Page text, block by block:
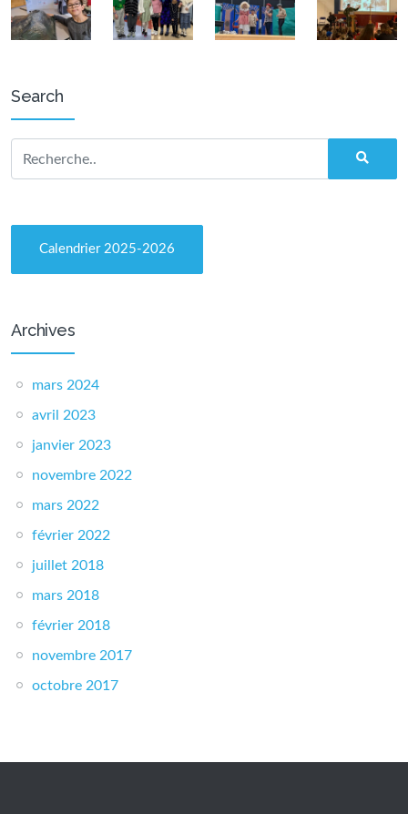
Search
Calendrier 2025-2026
Archives
mars 2024
avril 2023
janvier 2023
novembre 2022
mars 2022
février 2022
juillet 2018
mars 2018
février 2018
novembre 2017
octobre 2017